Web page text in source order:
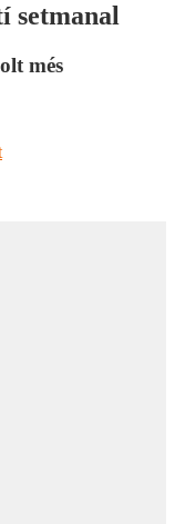
setmanal
més